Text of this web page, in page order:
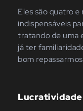
Eles são quatro
indispensáveis
tratando de uma
já ter
bom
Lucratividade